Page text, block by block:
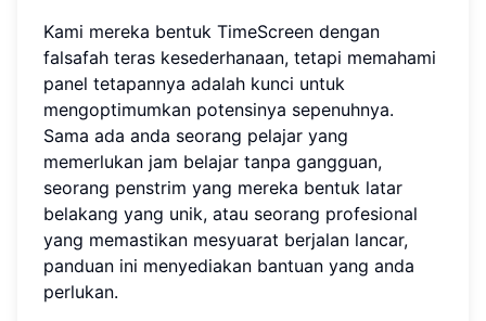
Kami mereka bentuk TimeScreen dengan
falsafah teras kesederhanaan, tetapi memahami
panel tetapannya adalah kunci untuk
mengoptimumkan potensinya sepenuhnya.
Sama ada anda seorang pelajar yang
memerlukan jam belajar tanpa gangguan,
seorang penstrim yang mereka bentuk latar
belakang yang unik, atau seorang profesional
yang memastikan mesyuarat berjalan lancar,
panduan ini menyediakan bantuan yang anda
perlukan.